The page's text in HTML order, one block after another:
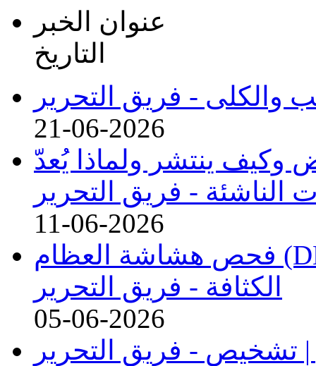
عنوان الخبر
التاريخ
والكلى - فريق التحرير
21-06-2026
ينتشر ولماذا يُعدّ
الناشئة - فريق التحرير
11-06-2026
فحص هشاشة العظام (DEXA) بأحدث أجهزة قياس
الكثافة - فريق التحرير
05-06-2026
| تشخيص - فريق التحرير